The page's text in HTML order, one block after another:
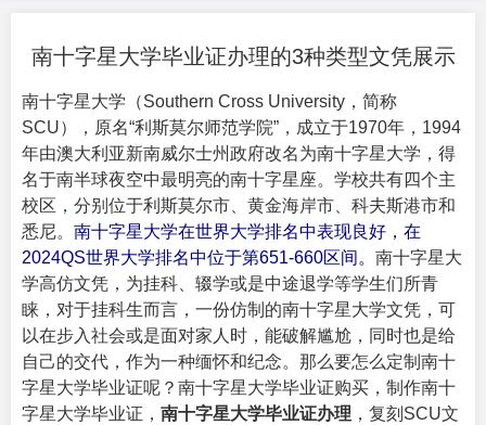
南十字星大学毕业证办理的3种类型文凭展示
南十字星大学（Southern Cross University ，简称
SCU），原名“利斯莫尔师范学院”，成立于1970年，1994
年由澳大利亚新南威尔士州政府改名为南十字星大学，得
名于南半球夜空中最明亮的南十字星座。学校共有四个主
校区，分别位于利斯莫尔市、黄金海岸市、科夫斯港市和
悉尼。 南十字星大学在世界大学排名中表现良好，在
2024QS世界大学排名中位于第651-660区间。 南十字星大
学高仿文凭，为挂科、辍学或是中途退学等学生们所青
睐，对于挂科生而言，一份仿制的南十字星大学文凭，可
以在步入社会或是面对家人时，能破解尴尬，同时也是给
自己的交代，作为一种缅怀和纪念。那么要怎么定制南十
字星大学毕业证呢？南十字星大学毕业证购买，制作南十
字星大学毕业证， 南十字星大学毕业证办理 ，复刻SCU文